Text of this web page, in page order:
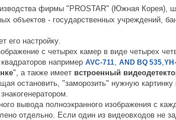
фирмы "PROSTAR" (Южная Корея),
объектов - государственных учреждений,
его настройку.
с четырех камер в виде четырех
например AVC-711, AND BQ 535,
", а также имеет встроенный
остановить, "заморозить" нужную картинку
вывода полноэкранного изображения с
отдельно. Если один из видеовходов не